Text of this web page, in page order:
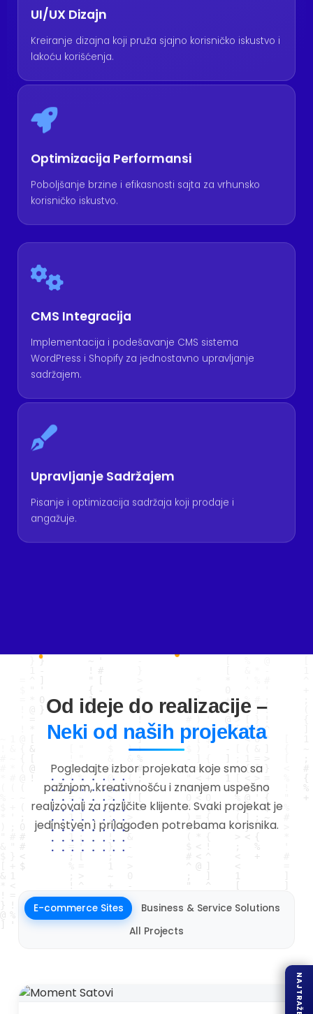
UI/UX Dizajn
Kreiranje dizajna koji pruža sjajno korisničko iskustvo i
lakoću korišćenja.
Optimizacija Performansi
Poboljšanje brzine i efikasnosti sajta za vrhunsko
korisničko iskustvo.
CMS Integracija
Implementacija i podešavanje CMS sistema
WordPress i Shopify za jednostavno upravljanje
sadržajem.
Upravljanje Sadržajem
Pisanje i optimizacija sadržaja koji prodaje i
angažuje.
Od ideje do realizacije –
Neki od naših projekata
Pogledajte izbor projekata koje smo sa
pažnjom, kreativnošću i znanjem uspešno
realizovali za različite klijente. Svaki projekat je
jedinstven i prilagođen potrebama korisnika.
E-commerce Sites
Business & Service Solutions
All Projects